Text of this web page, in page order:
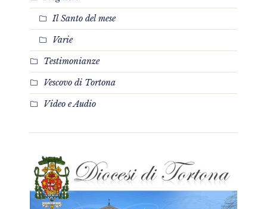
Il Santo del mese
Varie
Testimonianze
Vescovo di Tortona
Video e Audio